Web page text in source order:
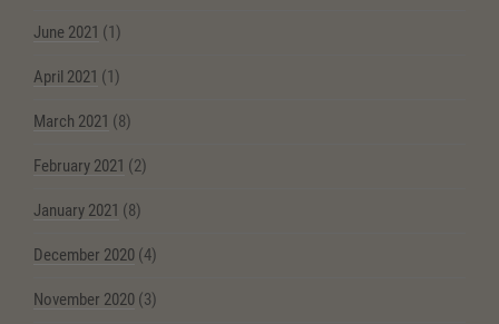
June 2021 (1)
April 2021 (1)
March 2021 (8)
February 2021 (2)
January 2021 (8)
December 2020 (4)
November 2020 (3)